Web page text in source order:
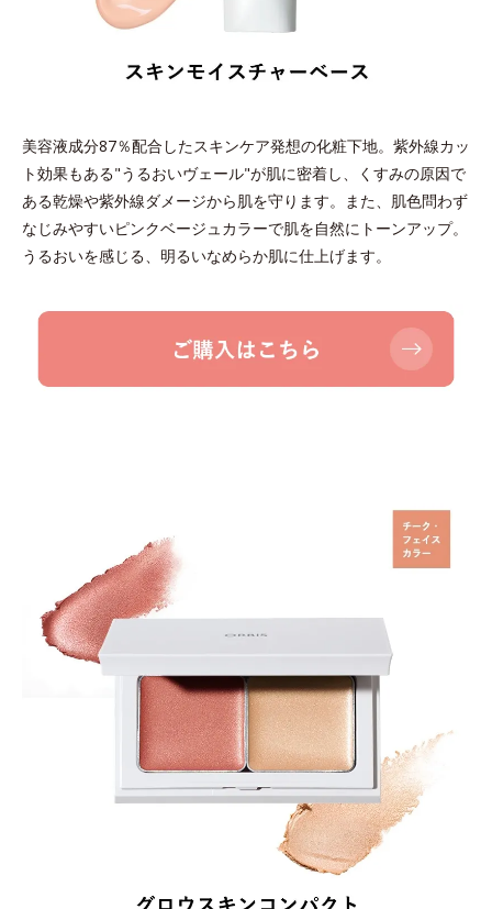
美容液成分87％配合したスキンケア発想の化粧下地。紫外線カッ
ト効果もある"うるおいヴェール"が肌に密着し、くすみの原因で
ある乾燥や紫外線ダメージから肌を守ります。また、肌色問わず
なじみやすいピンクベージュカラーで肌を自然にトーンアップ。
うるおいを感じる、明るいなめらか肌に仕上げます。